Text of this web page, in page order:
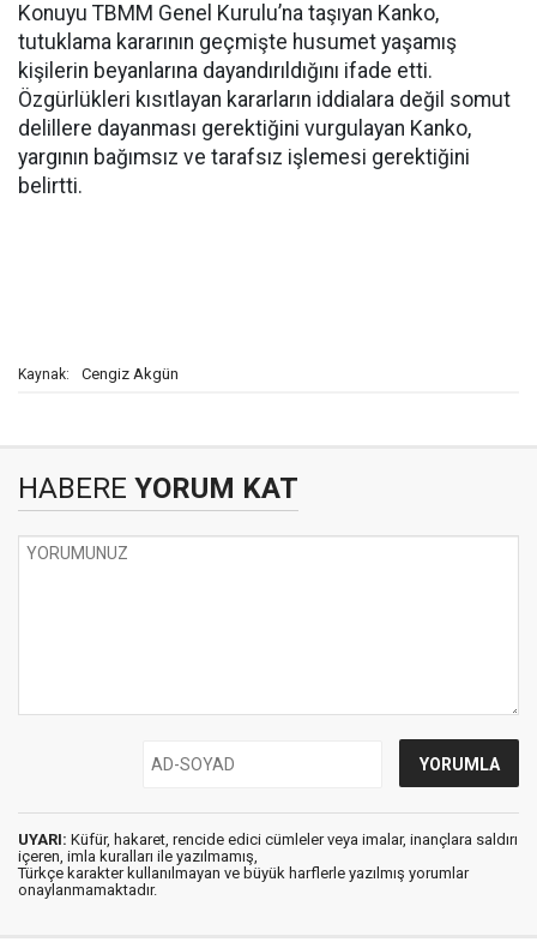
Konuyu TBMM Genel Kurulu’na taşıyan Kanko,
tutuklama kararının geçmişte husumet yaşamış
kişilerin beyanlarına dayandırıldığını ifade etti.
Özgürlükleri kısıtlayan kararların iddialara değil somut
delillere dayanması gerektiğini vurgulayan Kanko,
yargının bağımsız ve tarafsız işlemesi gerektiğini
belirtti.
Kaynak: Cengiz Akgün
HABERE YORUM KAT
UYARI: Küfür, hakaret, rencide edici cümleler veya imalar, inançlara saldırı
içeren, imla kuralları ile yazılmamış,
Türkçe karakter kullanılmayan ve büyük harflerle yazılmış yorumlar
onaylanmamaktadır.